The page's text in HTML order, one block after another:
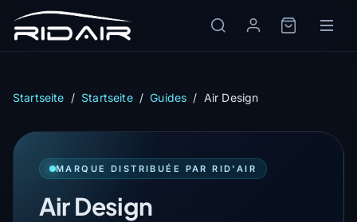
Startseite / Startseite / Guides / Air Design
MARQUE DISTRIBUÉE PAR RID'AIR
Air Design